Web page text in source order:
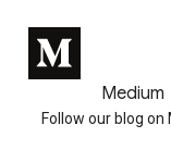
Medium
Follow our blog on